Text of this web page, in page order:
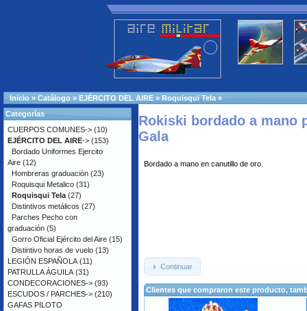
Inicio » Catálogo » EJÉRCITO DEL AIRE » Roquisqui Tela »
Rokiski bordado a mano
Gala
Bordado a mano en canutillo de oro.
Continuar
Clientes que compraron este producto,
Categorías
CUERPOS COMUNES-> (10)
EJÉRCITO DEL AIRE-> (153)
Bordado Uniformes Ejercito
Aire (12)
Hombreras graduación (23)
Roquisqui Metalico (31)
Roquisqui Tela (27)
Distintivos metálicos (27)
Parches Pecho con
graduación (5)
Gorro Oficial Ejército del Aire (15)
Distintivo horas de vuelo (13)
LEGIÓN ESPAÑOLA (11)
PATRULLA ÁGUILA (31)
CONDECORACIONES-> (93)
ESCUDOS / PARCHES-> (210)
GAFAS PILOTO